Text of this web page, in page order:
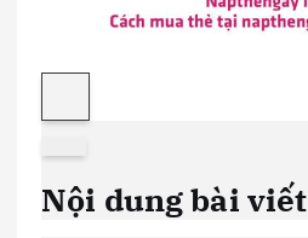
Nội dung bài viết